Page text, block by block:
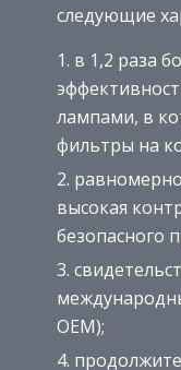
следующие
в 1,2 раза
лампами, в
фильтры на
высокая
безопасного
ОЕМ);